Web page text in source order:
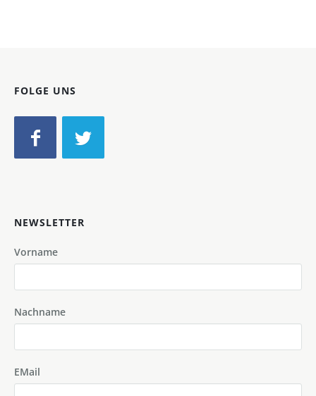
FOLGE UNS
NEWSLETTER
Vorname
Nachname
EMail